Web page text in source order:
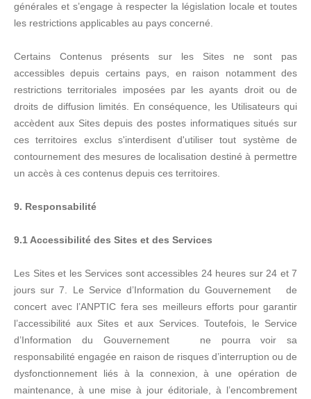
générales et s’engage à respecter la législation locale et toutes
les restrictions applicables au pays concerné.
Certains Contenus présents sur les Sites ne sont pas
accessibles depuis certains pays, en raison notamment des
restrictions territoriales imposées par les ayants droit ou de
droits de diffusion limités. En conséquence, les Utilisateurs qui
accèdent aux Sites depuis des postes informatiques situés sur
ces territoires exclus s'interdisent d'utiliser tout système de
contournement des mesures de localisation destiné à permettre
un accès à ces contenus depuis ces territoires.
9. Responsabilité
9.1 Accessibilité des Sites et des Services
Les Sites et les Services sont accessibles 24 heures sur 24 et 7
jours sur 7. Le Service d’Information du Gouvernement de
concert avec l’ANPTIC fera ses meilleurs efforts pour garantir
l’accessibilité aux Sites et aux Services. Toutefois, le Service
d’Information du Gouvernement ne pourra voir sa
responsabilité engagée en raison de risques d’interruption ou de
dysfonctionnement liés à la connexion, à une opération de
maintenance, à une mise à jour éditoriale, à l’encombrement